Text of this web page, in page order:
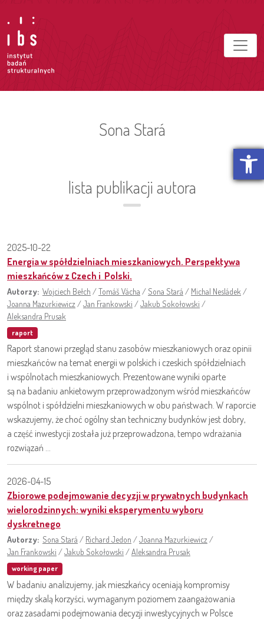
Otwórz
Sona Stará
lista publikacji autora
2025-10-22
Energia w spółdzielniach mieszkaniowych. Perspektywa
mieszkańców z Czech i Polski.
Autorzy: Wojciech Bełch /Tomáš Vácha / Sona Stará / Michal Nesládek /
Joanna Mazurkiewicz /Jan Frankowski /Jakub Sokołowski /
Aleksandra Prusak
raport
Raport stanowi przegląd stanu zasobów mieszkaniowych oraz opinii
mieszkańców na temat energii w polskich i czeskich spółdzielniach
i wspólnotach mieszkaniowych. Prezentowane wyniki oparte
są na badaniu ankietowym przeprowadzonym wśród mieszkańców
wspólnot i spółdzielni mieszkaniowych w obu państwach. W raporcie
wskazujemy, że choć ogólny stan techniczny budynków jest dobry,
a część inwestycji została już przeprowadzona, tempo wdrażania
rozwiązań ...
2026-04-15
Zbiorowe podejmowanie decyzji w prywatnych budynkach
wielorodzinnych: wyniki eksperymentu wyboru
dyskretnego
Autorzy: Sona Stará / Richard Jedon /Joanna Mazurkiewicz /
Jan Frankowski /Jakub Sokołowski /Aleksandra Prusak
working paper
W badaniu analizujemy, jak mieszkańcy oceniają kompromisy
między skalą korzyści, wymaganym poziomem zaangażowania
oraz zasadami podejmowania decyzji inwestycyjnych w Polsce